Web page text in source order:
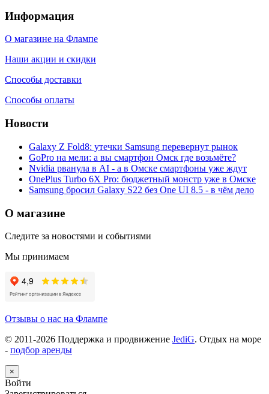
Информация
О магазине на Флампе
Наши акции и скидки
Способы доставки
Способы оплаты
Новости
Galaxy Z Fold8: утечки Samsung перевернут рынок
GoPro на мели: а вы смартфон Омск где возьмёте?
Nvidia рванула в AI - а в Омске смартфоны уже ждут
OnePlus Turbo 6X Pro: бюджетный монстр уже в Омске
Samsung бросил Galaxy S22 без One UI 8.5 - в чём дело
О магазине
Следите за новостями и событиями
Мы принимаем
Отзывы о нас на Флампе
© 2011-2026 Поддержка и продвижение JediG. Отдых на море
- подбор аренды
×
Войти